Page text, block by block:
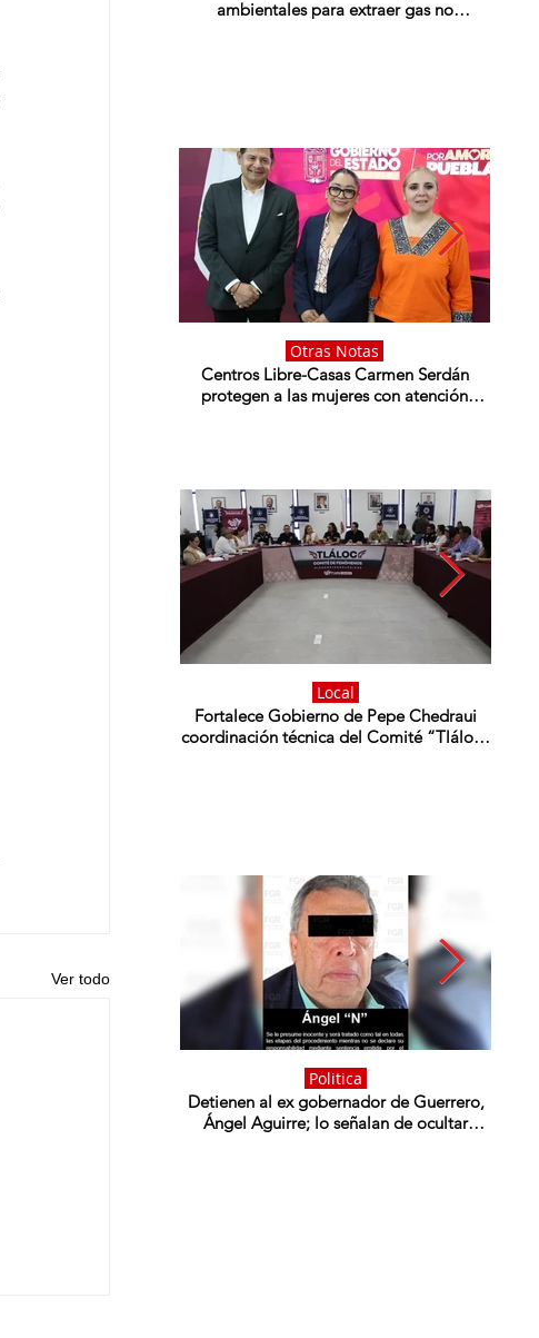
Ver todo
ambientales para extraer gas no
Centros Libre-Casas Carmen Serdán
protegen a las mujeres con atención
Otras Notas
Fortalece Gobierno de Pepe Chedraui
coordinación técnica del Comité “Tláloc”
Local
Detienen al ex gobernador de Guerrero,
Ángel Aguirre; lo señalan de ocultar
Politica